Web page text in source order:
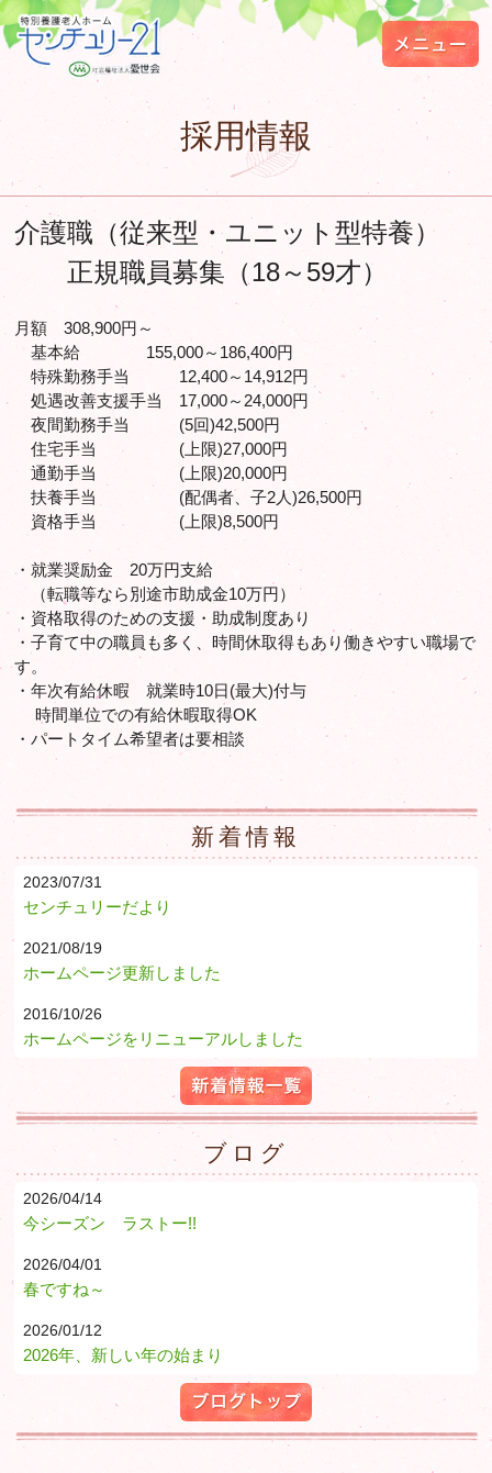
センチュリー21 ｜
メニュー
採用情報
介護職（従来型・ユニット型特養）
正規職員募集（18～59才）
月額 308,900円～
基本給 155,000～186,400円
特殊勤務手当 12,400～14,912円
処遇改善支援手当 17,000～24,000円
夜間勤務手当 (5回)42,500円
住宅手当 (上限)27,000円
通勤手当 (上限)20,000円
扶養手当 (配偶者、子2人)26,500円
資格手当 (上限)8,500円
・就業奨励金 20万円支給
（転職等なら別途市助成金10万円）
・資格取得のための支援・助成制度あり
・子育て中の職員も多く、時間休取得もあり働きやすい職場で
す。
・年次有給休暇 就業時10日(最大)付与
時間単位での有給休暇取得OK
・パートタイム希望者は要相談
新着情報
2023/07/31
センチュリーだより
2021/08/19
ホームページ更新しました
2016/10/26
ホームページをリニューアルしました
新着情報一覧
ブログ
2026/04/14
今シーズン ラストー!!
2026/04/01
春ですね～
2026/01/12
2026年、新しい年の始まり
ブログトップ